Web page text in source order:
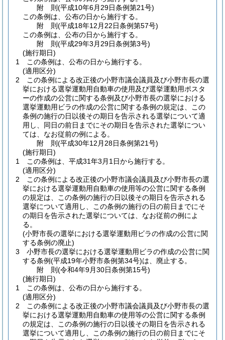
附 則(平成10年6月29日条例第21号)
この条例は、公布の日から施行する。
附 則(平成18年12月22日条例第57号)
この条例は、公布の日から施行する。
附 則(平成29年3月29日条例第3号)
(施行期日)
1
この条例は、公布の日から施行する。
(適用区分)
2
この条例による改正後の小野市議会議員及び小野市長の選
挙における選挙運動用自動車の使用及び選挙運動用ポスタ
ーの作成の公営に関する条例及び小野市長の選挙における
選挙運動用ビラの作成の公営に関する条例の規定は、この
条例の施行の日以後その期日を告示される選挙について適
用し、同日の前日までにその期日を告示された選挙につい
ては、なお従前の例による。
附 則(平成30年12月28日条例第21号)
(施行期日)
1
この条例は、平成31年3月1日から施行する。
(適用区分)
2
この条例による改正後の小野市議会議員及び小野市長の選
挙における選挙運動用自動車の使用等の公営に関する条例
の規定は、この条例の施行の日以後その期日を告示される
選挙について適用し、この条例の施行の日の前日までにそ
の期日を告示された選挙については、なお従前の例によ
る。
(小野市長の選挙における選挙運動用ビラの作成の公営に関
する条例の廃止)
3
小野市長の選挙における選挙運動用ビラの作成の公営に関
する条例(平成19年小野市条例第34号)は、廃止する。
附 則(令和4年9月30日条例第15号)
(施行期日)
1
この条例は、公布の日から施行する。
(適用区分)
2
この条例による改正後の小野市議会議員及び小野市長の選
挙における選挙運動用自動車の使用等の公営に関する条例
の規定は、この条例の施行の日以後その期日を告示される
選挙について適用し、この条例の施行の日の前日までにそ